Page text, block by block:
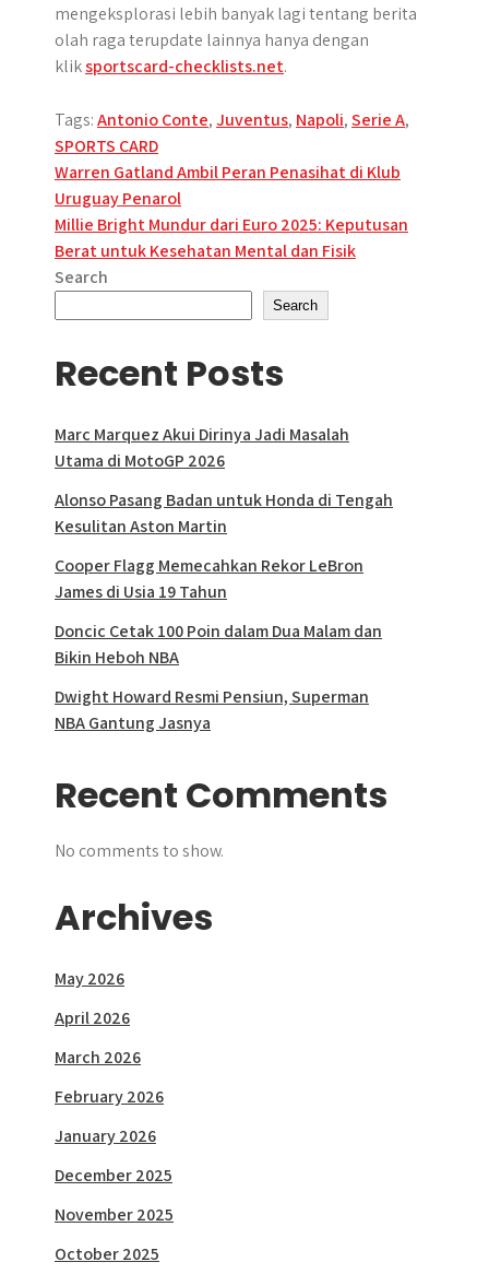
mengeksplorasi lebih banyak lagi tentang berita
olah raga terupdate lainnya hanya dengan
kliksportscard-checklists.net.
Tags:Antonio Conte,Juventus, Napoli,Serie A,
SPORTS CARD
Post
navigation
Warren Gatland Ambil Peran Penasihat di Klub
Uruguay Penarol
Millie Bright Mundur dari Euro 2025: Keputusan
Berat untuk Kesehatan Mental dan Fisik
Search
Search
Recent Posts
Marc Marquez Akui Dirinya Jadi Masalah
Utama di MotoGP 2026
Alonso Pasang Badan untuk Honda di Tengah
Kesulitan Aston Martin
Cooper Flagg Memecahkan Rekor LeBron
James di Usia 19 Tahun
Doncic Cetak 100 Poin dalam Dua Malam dan
Bikin Heboh NBA
Dwight Howard Resmi Pensiun, Superman
NBA Gantung Jasnya
Recent Comments
No comments to show.
Archives
May 2026
April 2026
March 2026
February 2026
January 2026
December 2025
November 2025
October 2025